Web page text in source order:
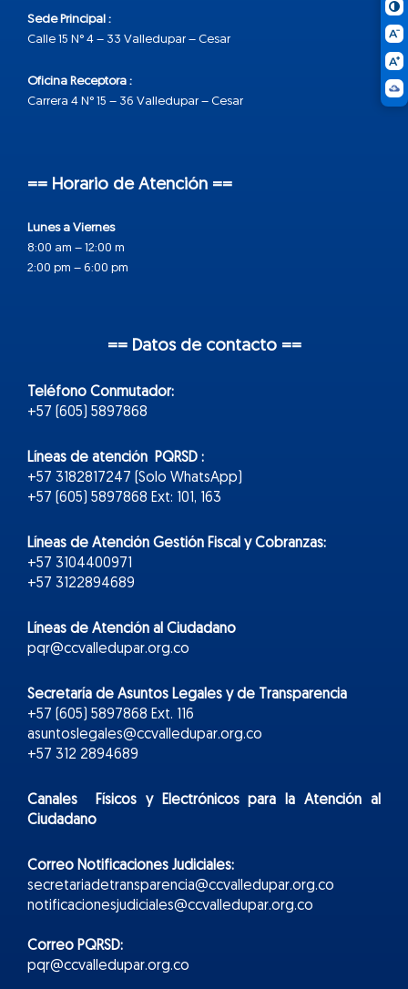
Sede Principal :
Calle 15 N° 4 – 33 Valledupar – Cesar
Oficina Receptora :
Carrera 4 N° 15 – 36 Valledupar – Cesar
== Horario de Atención ==
Lunes a Viernes
8:00 am – 12:00 m
2:00 pm – 6:00 pm
== Datos de contacto ==
Teléfono Conmutador:
+57 (605) 5897868
Líneas de atención PQRSD :
+57 3182817247 (Solo WhatsApp)
+57 (605) 5897868 Ext: 101, 163
Líneas de Atención Gestión Fiscal y Cobranzas:
+57 3104400971
+57 3122894689
Líneas de Atención al Ciudadano
pqr@ccvalledupar.org.co
Secretaría de Asuntos Legales y de Transparencia
+57 (605) 5897868 Ext. 116
asuntoslegales@ccvalledupar.org.co
+57 312 2894689
Canales Físicos yElectrónicospara la Atención al
Ciudadano
Correo Notificaciones Judiciales:
secretariadetransparencia@ccvalledupar.org.co
notificacionesjudiciales@ccvalledupar.org.co
Correo PQRSD:
pqr@ccvalledupar.org.co